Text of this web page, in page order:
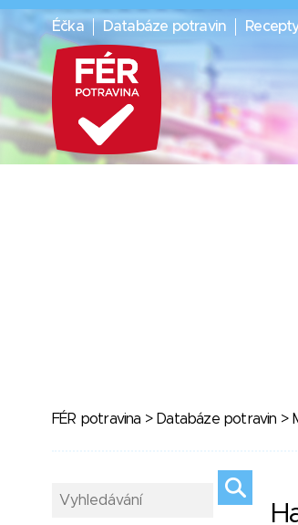
Éčka Databáze potravin
FÉR potravina > Databáze potravin >